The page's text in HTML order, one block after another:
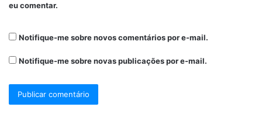
eu comentar.
Notifique-me sobre novos comentários por e-mail.
Notifique-me sobre novas publicações por e-mail.